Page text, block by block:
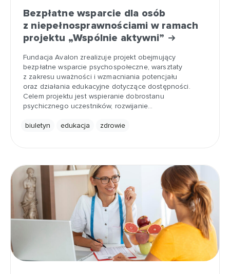
Bezpłatne wsparcie dla osób
z niepełnosprawnościami w ramach
projektu „Wspólnie aktywni”
Fundacja Avalon zrealizuje projekt obejmujący
bezpłatne wsparcie psychospołeczne, warsztaty
z zakresu uważności i wzmacniania potencjału
oraz działania edukacyjne dotyczące dostępności.
Celem projektu jest wspieranie dobrostanu
psychicznego uczestników, rozwijanie…
biuletyn edukacja zdrowie